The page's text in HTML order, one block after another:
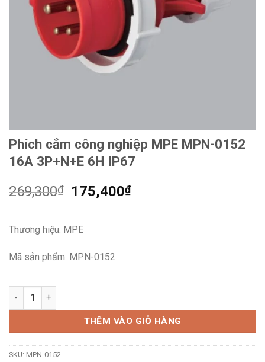
Phích cắm công nghiệp MPE MPN-0152
16A 3P+N+E 6H IP67
269,300₫
Giá
269,300₫.
175,400₫Giá
Thương hiệu: MPE
Mã sản phẩm: MPN-0152
Phích cắm công nghiệp MPE MPN-0152 16A 3P+N+E 6H IP67
THÊM VÀO GIỎ HÀNG
SKU: MPN-0152